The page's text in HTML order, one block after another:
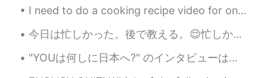
😆
itsuki 2020.08.15 00:27
JP EN
I need to do a cooking recipe video for one of my Chinese class, now I’ve got some delicious cook...
今日は忙しかった。後で教える。😌忙しかったけど、平和な時間を見つけた。 久しぶりにカフェに行った。ちょっとのんびりした。 忙しい時何を気づく？今日は歩きながらこの反射を気づいた。もったいない...
"YOUは何しに日本へ?" のインタビューは昨夜再び再生しました! 🤩 誰かがテレビでそれを見ましたか?😅 They replayed my interview from "YOUは何しに日...